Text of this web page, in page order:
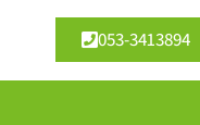
053-3413894